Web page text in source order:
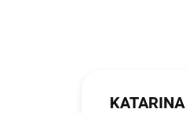
KATARINA